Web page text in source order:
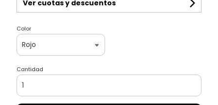
Ver cuotas y descuentos
Color
Cantidad